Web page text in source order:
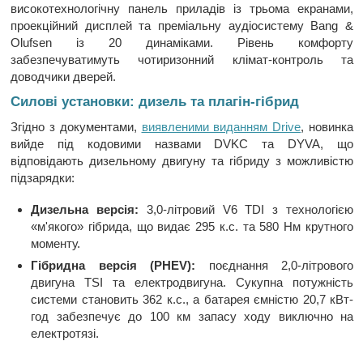
високотехнологічну панель приладів із трьома екранами,
проекційний дисплей та преміальну аудіосистему Bang &
Olufsen із 20 динаміками. Рівень комфорту
забезпечуватимуть чотиризонний клімат-контроль та
доводчики дверей.
Силові установки: дизель та плагін-гібрид
Згідно з документами, виявленими виданням Drive, новинка
вийде під кодовими назвами DVKC та DYVA, що
відповідають дизельному двигуну та гібриду з можливістю
підзарядки:
Дизельна версія: 3,0-літровий V6 TDI з технологією
«м'якого» гібрида, що видає 295 к.с. та 580 Нм крутного
моменту.
Гібридна версія (PHEV): поєднання 2,0-літрового
двигуна TSI та електродвигуна. Сукупна потужність
системи становить 362 к.с., а батарея ємністю 20,7 кВт-
год забезпечує до 100 км запасу ходу виключно на
електротязі.